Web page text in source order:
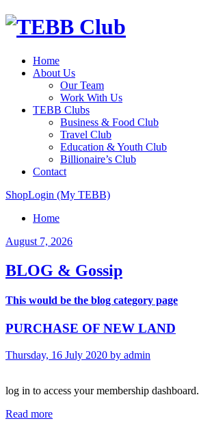
Home
About Us
Our Team
Work With Us
TEBB Clubs
Business & Food Club
Travel Club
Education & Youth Club
Billionaire’s Club
Contact
ShopLogin (My TEBB)
Home
August 7, 2026
BLOG & Gossip
This would be the blog category page
PURCHASE OF NEW LAND
Thursday, 16 July 2020 by admin
log in to access your membership dashboard.
Read more